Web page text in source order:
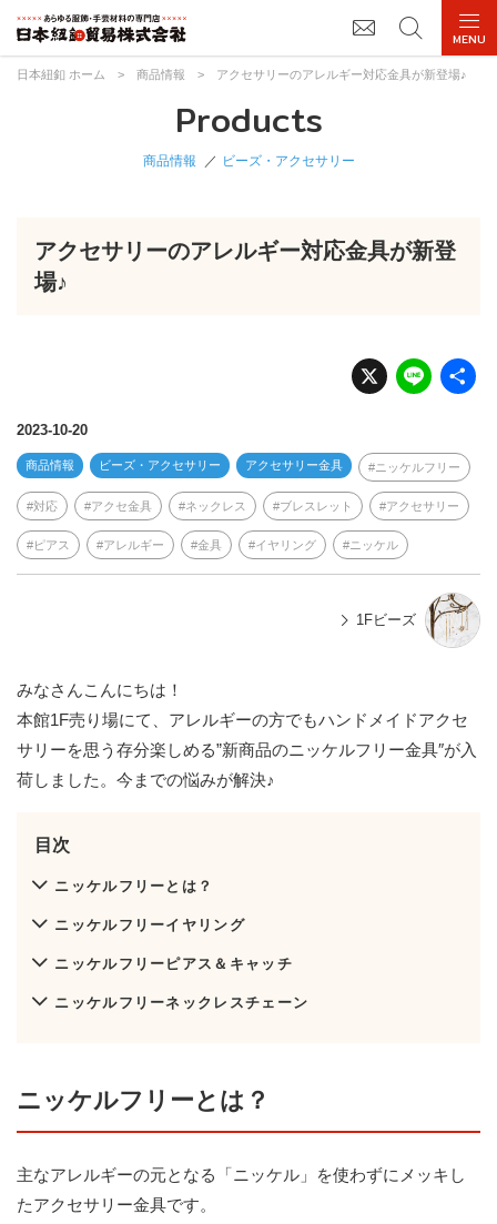
日本紐釦 ホーム > 商品情報 > アクセサリーのアレルギー対応金具が新登場♪
Products
商品情報 ビーズ・アクセサリー
アクセサリーのアレルギー対応金具が新登
場♪
X Li
n
2023-10-20
商品情報 ビーズ・アクセサリー アクセサリー金具 ニッケルフリー
対応 アクセ金具 ネックレス ブレスレット アクセサリー
ピアス アレルギー 金具 イヤリング ニッケル
1Fビーズ
みなさんこんにちは！
本館1F売り場にて、アレルギーの方でもハンドメイドアクセ
サリーを思う存分楽しめる”新商品のニッケルフリー金具″が入
荷しました。今までの悩みが解決♪
目次
ニッケルフリーとは？
ニッケルフリーイヤリング
ニッケルフリーピアス＆キャッチ
ニッケルフリーネックレスチェーン
ニッケルフリーとは？
主なアレルギーの元となる「ニッケル」を使わずにメッキし
たアクセサリー金具です。